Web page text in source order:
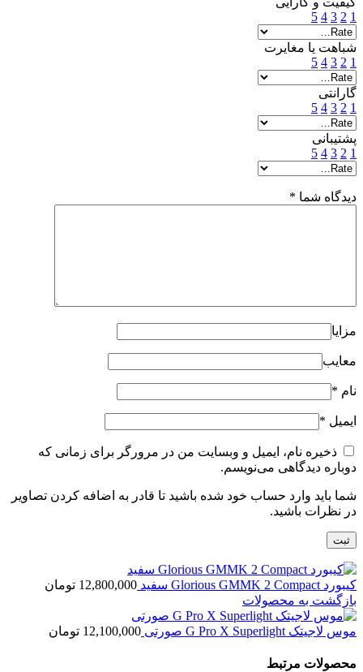
1
2
3
4
5
شباهت یا مغایرت
1
2
3
4
5
گارانتی
1
2
3
4
5
پشتیبانی
1
2
3
4
5
دیدگاه شما *
مزایا
معایب
نام *
ایمیل *
ذخیره نام، ایمیل و وبسایت من در مرورگر برای زمانی که
دوباره دیدگاهی می‌نویسم.
شما باید وارد حساب خود شده باشید تا قادر به اضافه کردن تصاویر
در نظرات باشید.
کیبورد Glorious GMMK 2 Compact سفید 12,800,000 تومان
بازگشت به محصولات
موس لاجیتک G Pro X Superlight صورتی 12,100,000 تومان
محصولات مرتبط